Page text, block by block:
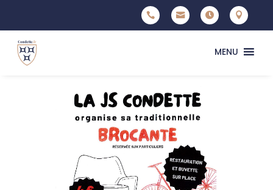




MENU